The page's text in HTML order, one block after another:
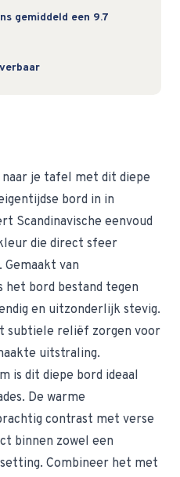
gemiddeld een 9.7
je tafel met dit diepe
bord in in
Scandinavische eenvoud
die direct sfeer
van
het bord bestand tegen
en uitzonderlijk stevig.
subtiele reliëf zorgen voor
uitstraling.
is dit diepe bord ideaal
De warme
contrast met verse
binnen zowel een
Combineer het met